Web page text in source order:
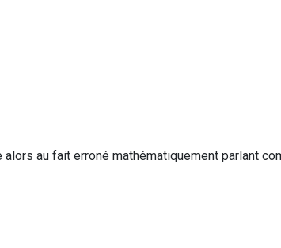
alors au fait erroné mathématiquement parlant